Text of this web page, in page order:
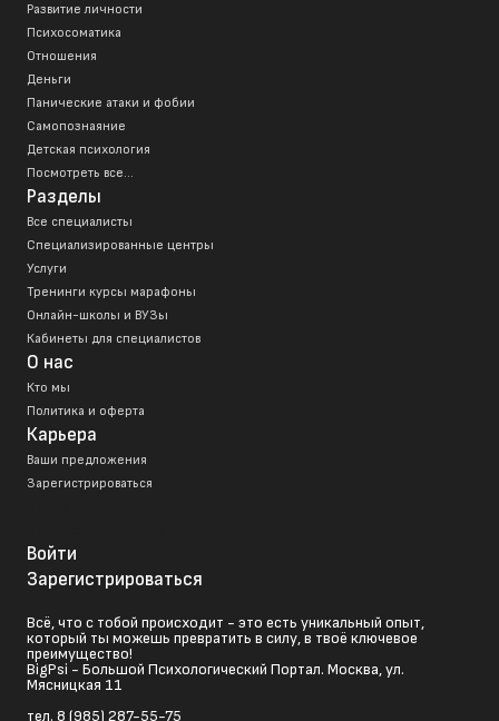
Развитие личности
Психосоматика
Отношения
Деньги
Панические атаки и фобии
Самопознаяние
Детская психология
Посмотреть все...
Разделы
Все специалисты
Специализированные центры
Услуги
Тренинги курсы марафоны
Онлайн-школы и ВУЗы
Кабинеты для специалистов
О нас
Кто мы
Политика и оферта
Карьера
Ваши предложения
Зарегистрироваться
Войти
Зарегистрироваться
Всё, что с тобой происходит - это есть уникальный опыт,
который ты можешь превратить в силу, в твоё ключевое
преимущество!
BigPsi - Большой Психологический Портал. Москва, ул.
Мясницкая 11
тел. 8 (985) 287-55-75